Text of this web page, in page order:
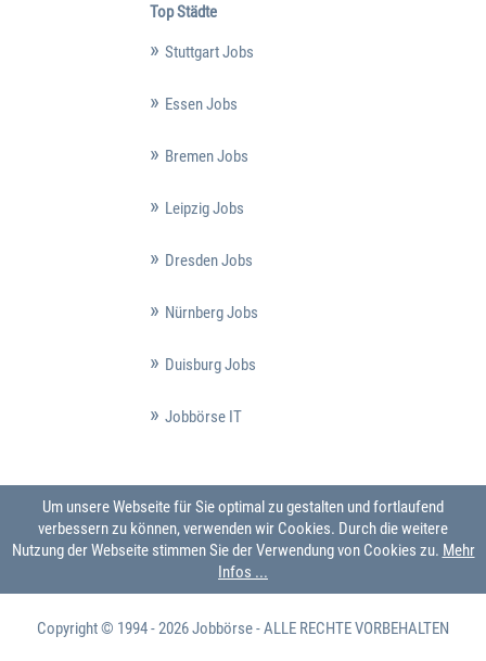
Top Städte
Stuttgart Jobs
Essen Jobs
Bremen Jobs
Leipzig Jobs
Dresden Jobs
Nürnberg Jobs
Duisburg Jobs
Jobbörse IT
Um unsere Webseite für Sie optimal zu gestalten und fortlaufend
verbessern zu können, verwenden wir Cookies. Durch die weitere
Nutzung der Webseite stimmen Sie der Verwendung von Cookies zu. Mehr
Infos ...
Copyright © 1994 - 2026Jobbörse- ALLE RECHTE VORBEHALTEN